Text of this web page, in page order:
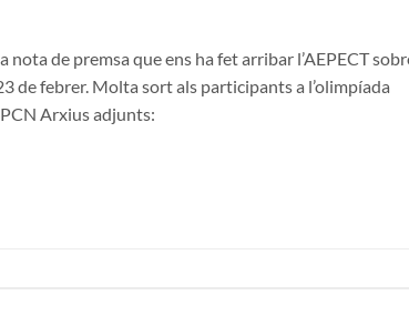
de premsa que ens ha fet arribar l’AEPECT
de febrer. Molta sort als participants a l’olimpíada
Arxius adjunts: